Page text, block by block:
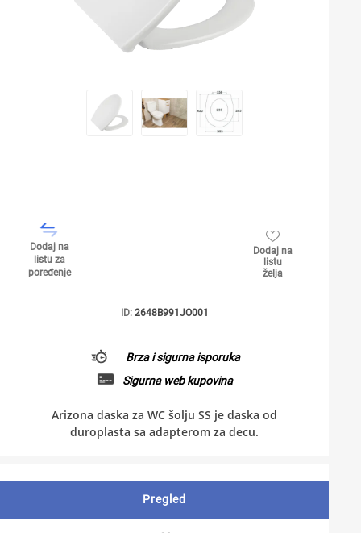
Dodaj na
listu za
poređenje
Dodaj na
listu
želja
ID: 2648B991JO001
Brza i sigurna isporuka
Sigurna web kupovina
Arizona daska za WC šolju SS je daska od
duroplasta sa adapterom za decu.
Pregled